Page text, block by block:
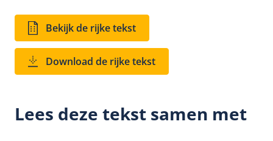
Bekijk de rijke tekst
Download de rijke tekst
Lees deze tekst samen met